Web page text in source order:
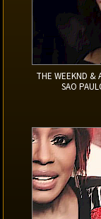
THE WEEKND &
SAO